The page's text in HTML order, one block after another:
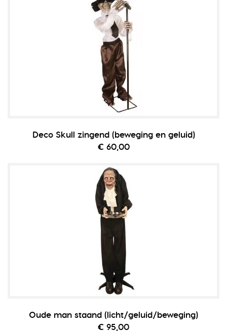
Deco Skull zingend (beweging en geluid)
€ 60,00
Oude man staand (licht/geluid/beweging)
€ 95,00